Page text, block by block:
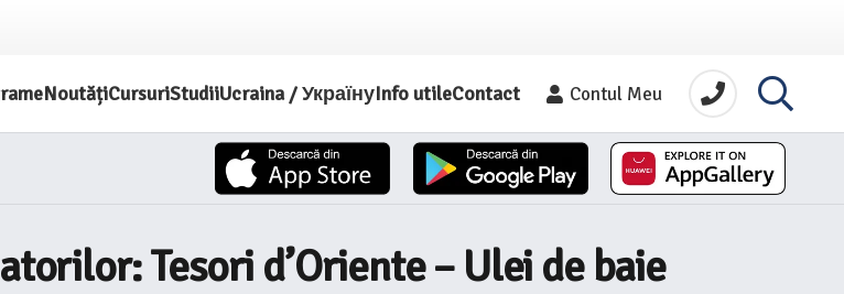
NoutățiCursuriStudiiUcraina / УкраїнуInfo utileContact Contul Meu
Tesori d’Oriente – Ulei de baie